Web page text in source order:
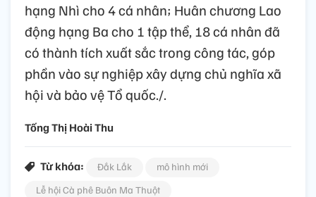
hạng Nhì cho 4 cá nhân; Huân chương Lao
động hạng Ba cho 1 tập thể, 18 cá nhân đã
có thành tích xuất sắc trong công tác, góp
phần vào sự nghiệp xây dựng chủ nghĩa xã
hội và bảo vệ Tổ quốc./.
Tống Thị Hoài Thu
Từ khóa: Đắk Lắk
mô hình mới
Lễ hội Cà phê Buôn Ma Thuột